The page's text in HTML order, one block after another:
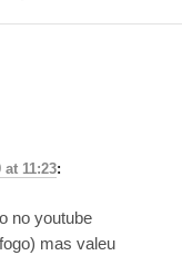
at 11:23:
no youtube
mas valeu